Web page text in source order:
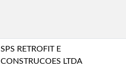
SPS RETROFIT E
CONSTRUCOES LTDA